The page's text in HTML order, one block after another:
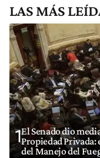
LAS MÁS
1El Senado dio
Propiedad Privada:
del Manejo del